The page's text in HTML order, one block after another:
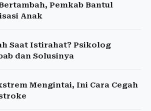
Pemkab Bantul
Anak
Saat Istirahat? Psikolog
dan Solusinya
Mengintai, Ini Cara Cegah